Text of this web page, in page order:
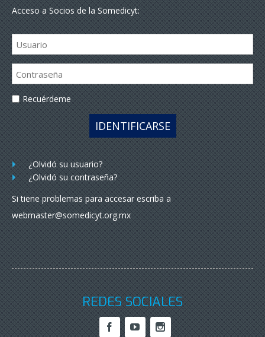
Acceso a Socios de la Somedicyt:
Recuérdeme
IDENTIFICARSE
¿Olvidó su usuario?
¿Olvidó su contraseña?
Si tiene problemas para accesar escriba a
webmaster@somedicyt.org.mx
REDES SOCIALES